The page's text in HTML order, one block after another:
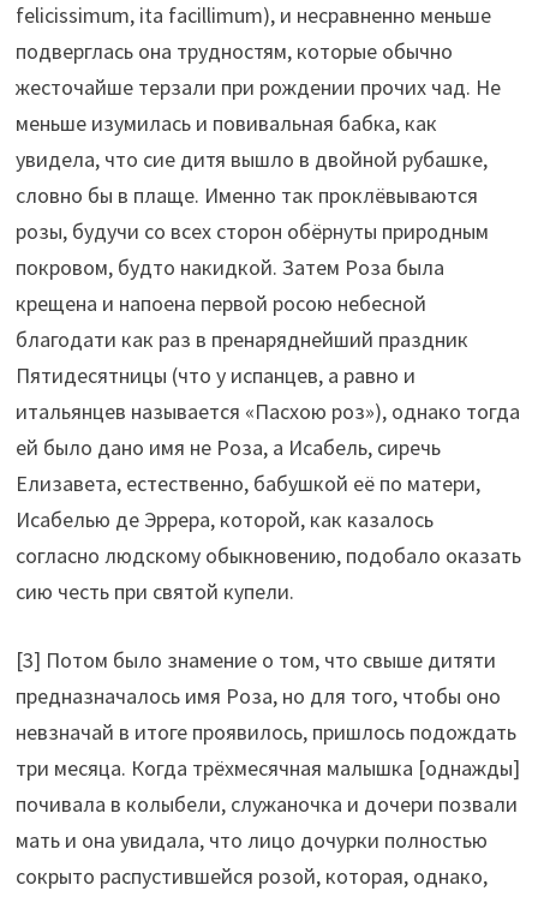
felicissimum, ita facillimum), и несравненно меньше
подверглась она трудностям, которые обычно
жесточайше терзали при рождении прочих чад. Не
меньше изумилась и повивальная бабка, как
увидела, что сие дитя вышло в двойной рубашке,
словно бы в плаще. Именно так проклёвываются
розы, будучи со всех сторон обёрнуты природным
покровом, будто накидкой. Затем Роза была
крещена и напоена первой росою небесной
благодати как раз в пренаряднейший праздник
Пятидесятницы (что у испанцев, а равно и
итальянцев называется «Пасхою роз»), однако тогда
ей было дано имя не Роза, а Исабель, сиречь
Елизавета, естественно, бабушкой её по матери,
Исабелью де Эррера, которой, как казалось
согласно людскому обыкновению, подобало оказать
сию честь при святой купели.
[3] Потом было знамение о том, что свыше дитяти
предназначалось имя Роза, но для того, чтобы оно
невзначай в итоге проявилось, пришлось подождать
три месяца. Когда трёхмесячная малышка [однажды]
почивала в колыбели, служаночка и дочери позвали
мать и она увидала, что лицо дочурки полностью
сокрыто распустившейся розой, которая, однако,